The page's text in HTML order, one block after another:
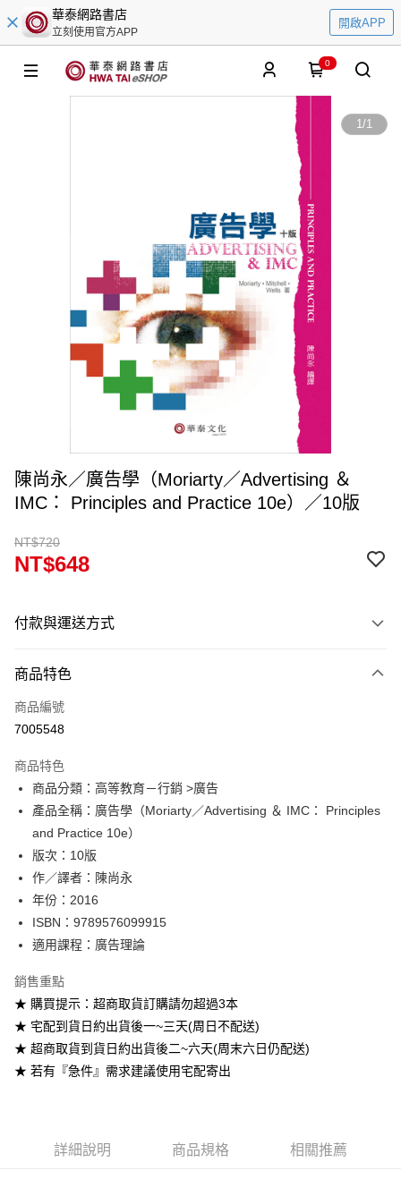
華泰網路書店
立刻使用官方APP
開啟APP
0
1/1
陳尚永／廣告學（Moriarty／Advertising ＆
IMC： Principles and Practice 10e）／10版
NT$720
NT$648
付款與運送方式
信用卡一次付款
超商取貨付款
Google Pay
ATM付款
運送方式
付款後全家取貨
7-11取貨付款
每筆NT$60
付款後7-11取貨
每筆NT$100
商品特色
商品編號
7005548
商品特色
商品分類：高等教育－行銷 >廣告
產品全稱：廣告學（Moriarty／Advertising ＆ IMC： Principles
and Practice 10e）
版次：10版
作／譯者：陳尚永
年份：2016
ISBN：9789576099915
適用課程：廣告理論
銷售重點
★ 購買提示：超商取貨訂購請勿超過3本
★ 宅配到貨日約出貨後一~三天(周日不配送)
★ 超商取貨到貨日約出貨後二~六天(周末六日仍配送)
★ 若有『急件』需求建議使用宅配寄出
詳細說明 商品規格 相關推薦